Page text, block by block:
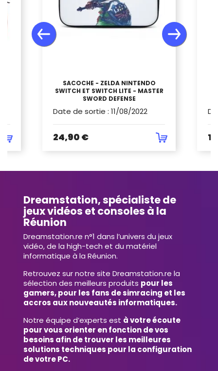
SACOCHE - ZELDA NINTENDO
SWITCH ET SWITCH LITE - MASTER
SWORD DEFENSE
Date de sortie : 11/08/2022
24,90 €
Dreamstation, spécialiste de
jeux vidéos et consoles à la
Réunion
Dreamstation.re n°1 dans l’univers du jeux
vidéo, de la high-tech et du matériel
informatique à la Réunion.
Retrouvez sur notre site Dreamstation.re la
sélection des meilleurs produits pour les
gamers, pour les fans de simracing et les
accros aux nouveautés informatiques.
Notre équipe d’experts est à votre écoute
pour vous orienter en fonction de vos
besoins afin de trouver les meilleures
solutions techniques pour la configuration
de votre PC.